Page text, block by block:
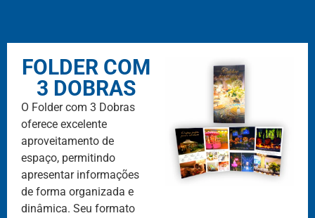
FOLDER COM
3 DOBRAS
O Folder com 3 Dobras
oferece excelente
aproveitamento de
espaço, permitindo
apresentar informações
de forma organizada e
dinâmica. Seu formato